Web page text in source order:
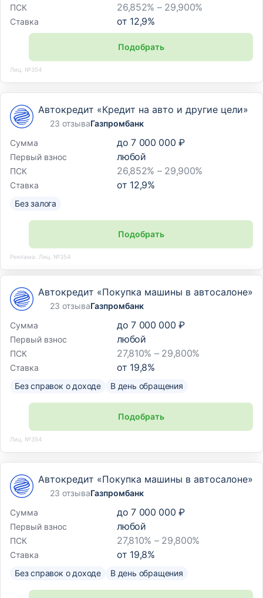
ПСК 26,852% – 29,900%
Ставка от 12,9%
Подобрать
Лиц. №354
Автокредит «Кредит на авто и другие цели»
23 отзываГазпромбанк
Сумма
до 7 000 000 ₽
Первый взнос любой
ПСК 26,852% – 29,900%
Ставка от 12,9%
Без залога
Подобрать
Реклама. Лиц. №354
Автокредит «Покупка машины в автосалоне»
23 отзываГазпромбанк
Сумма
до 7 000 000 ₽
Первый взнос любой
ПСК 27,810% – 29,800%
Ставка от 19,8%
Без справок о доходе В день обращения
Подобрать
Лиц. №354
Автокредит «Покупка машины в автосалоне»
23 отзываГазпромбанк
Сумма
до 7 000 000 ₽
Первый взнос любой
ПСК 27,810% – 29,800%
Ставка от 19,8%
Без справок о доходе В день обращения